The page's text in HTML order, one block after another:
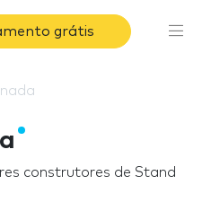
grátis
construtores de Stand